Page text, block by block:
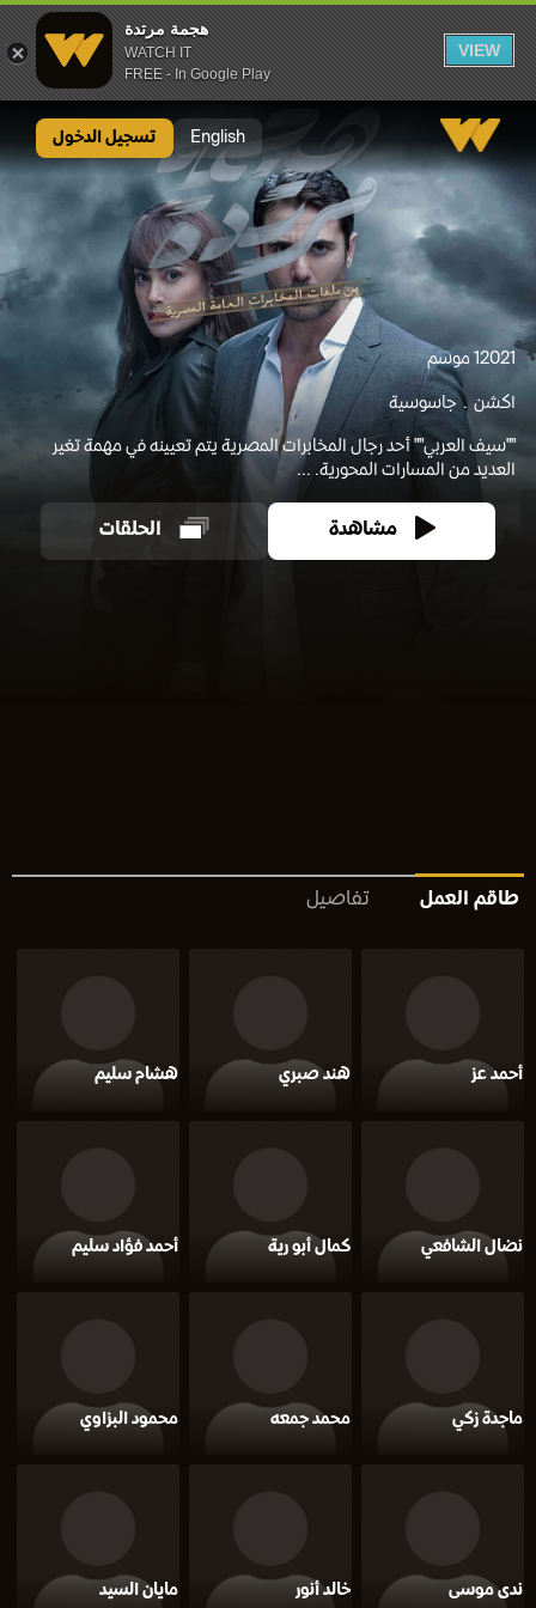
هجمة مرتدة
WATCH IT
FREE - In Google Play
VIEW
English تسجيل الدخول
20211 موسم
اكشن جاسوسية
""سيف العربي"" أحد رجال المخابرات المصرية يتم تعيينه في مهمة تغير
العديد من المسارات المحورية. ...
مشاهدة الحلقات
طاقم العمل تفاصيل
أحمد عز هند صبري هشام سليم
نضال الشافعي كمال أبو رية أحمد فؤاد سليم
ماجدة زكي محمد جمعه محمود البزاوي
ندى موسى خالد أنور مايان السيد